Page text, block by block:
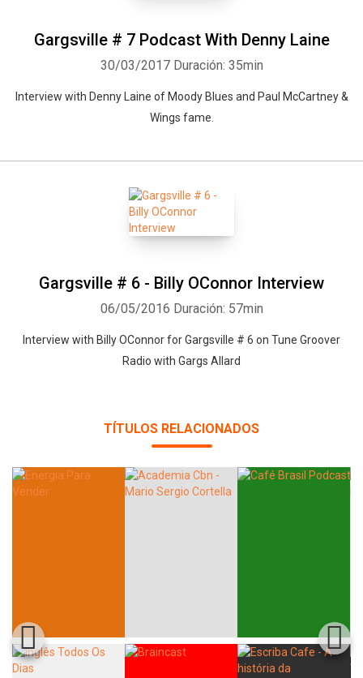
Gargsville # 7 Podcast With Denny Laine
30/03/2017 Duración: 35min
Interview with Denny Laine of Moody Blues and Paul McCartney &
Wings fame.
Gargsville # 6 - Billy OConnor Interview
06/05/2016 Duración: 57min
Interview with Billy OConnor for Gargsville # 6 on Tune Groover
Radio with Gargs Allard
TÍTULOS RELACIONADOS
Whatsapp Facebook Twitter E-mail